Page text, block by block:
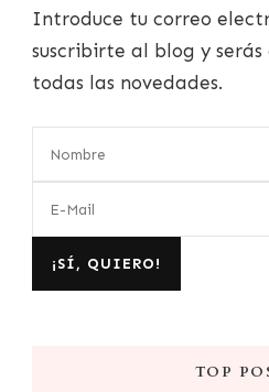
Introduce tu correo
suscribirte al blog y
todas las novedades.
TOP